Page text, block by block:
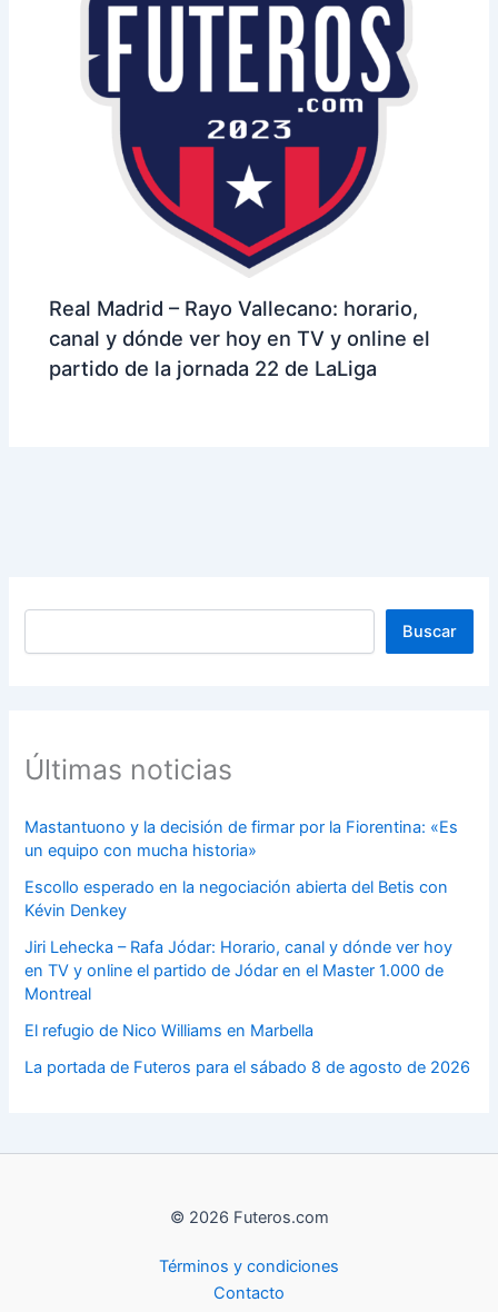
Real Madrid – Rayo Vallecano: horario,
canal y dónde ver hoy en TV y online el
partido de la jornada 22 de LaLiga
Buscar
Buscar
Últimas noticias
Mastantuono y la decisión de firmar por la Fiorentina: «Es
un equipo con mucha historia»
Escollo esperado en la negociación abierta del Betis con
Kévin Denkey
Jiri Lehecka – Rafa Jódar: Horario, canal y dónde ver hoy
en TV y online el partido de Jódar en el Master 1.000 de
Montreal
El refugio de Nico Williams en Marbella
La portada de Futeros para el sábado 8 de agosto de 2026
© 2026 Futeros.com
Términos y condiciones
Contacto